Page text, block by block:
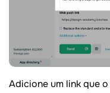
Adicione um link que